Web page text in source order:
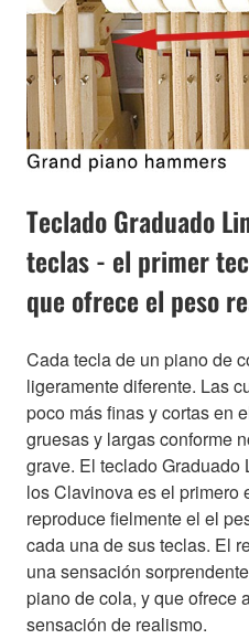
Teclado Graduado
teclas - el primer
que ofrece el peso
Cada tecla de un piano de
ligeramente diferente. Las
poco más finas y cortas en
gruesas y largas conforme
grave. El teclado
los Clavinova es el primero
reproduce fielmente el el
cada una de sus teclas. El
una sensación
piano de cola, y que ofrece
sensación de realismo.